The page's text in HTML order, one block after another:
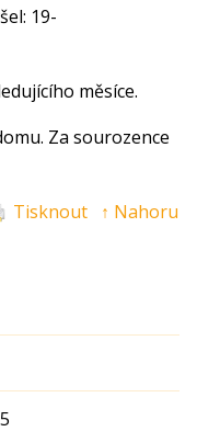
19-
měsíce.
Za sourozence
Tisknout ↑ Nahoru